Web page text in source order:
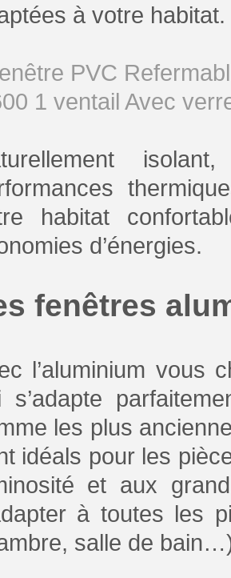
à votre habitat.
habitat
d’énergies.
fenêtres
l’aluminium vous
s’adapte
les plus
idéals pour les
et aux
à toutes les
salle de